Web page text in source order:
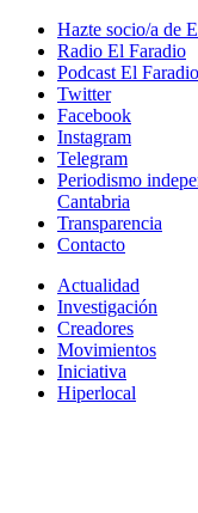
Hazte socio/a de
Radio El Faradio
Podcast El Faradio
Twitter
Facebook
Instagram
Telegram
Periodismo
Cantabria
Transparencia
Contacto
Actualidad
Investigación
Creadores
Movimientos
Iniciativa
Hiperlocal